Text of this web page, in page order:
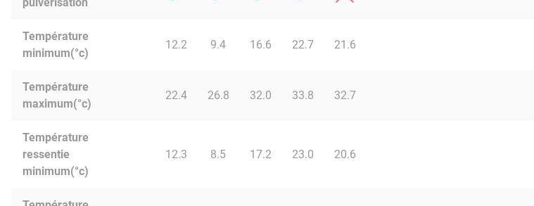
Température
minimum(°c)
12.2 9.4 16.6 22.7 21.6
Température
maximum(°c)
22.4 26.8 32.0 33.8 32.7
Température
ressentie
minimum(°c)
12.3 8.5 17.2 23.0 20.6